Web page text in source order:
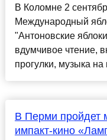
В Коломне 2
Международный
"Антоновские
вдумчивое чтение,
прогулки, музыка
В Перми пройдет
импакт-кино